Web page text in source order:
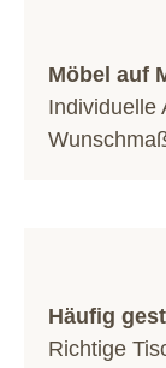
Möbel auf
Individuelle
Häufig
Richtige